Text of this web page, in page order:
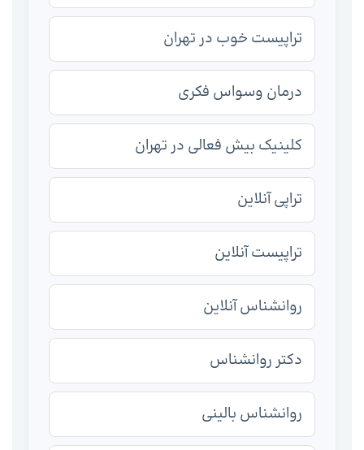
تراپیست خوب در تهران
درمان وسواس فکری
کلینیک بیش فعالی در تهران
تراپی آنلاین
تراپیست آنلاین
روانشناس آنلاین
دکتر روانشناس
روانشناس بالینی